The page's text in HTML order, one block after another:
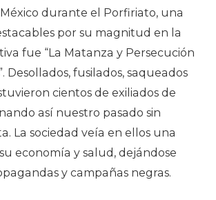
México durante el Porfiriato, una
por su magnitud en la
fue “La Matanza y Persecución
Desollados, fusilados, saqueados
cientos de exiliados de
así nuestro pasado sin
La sociedad veía en ellos una
economía y salud, dejándose
y campañas negras.